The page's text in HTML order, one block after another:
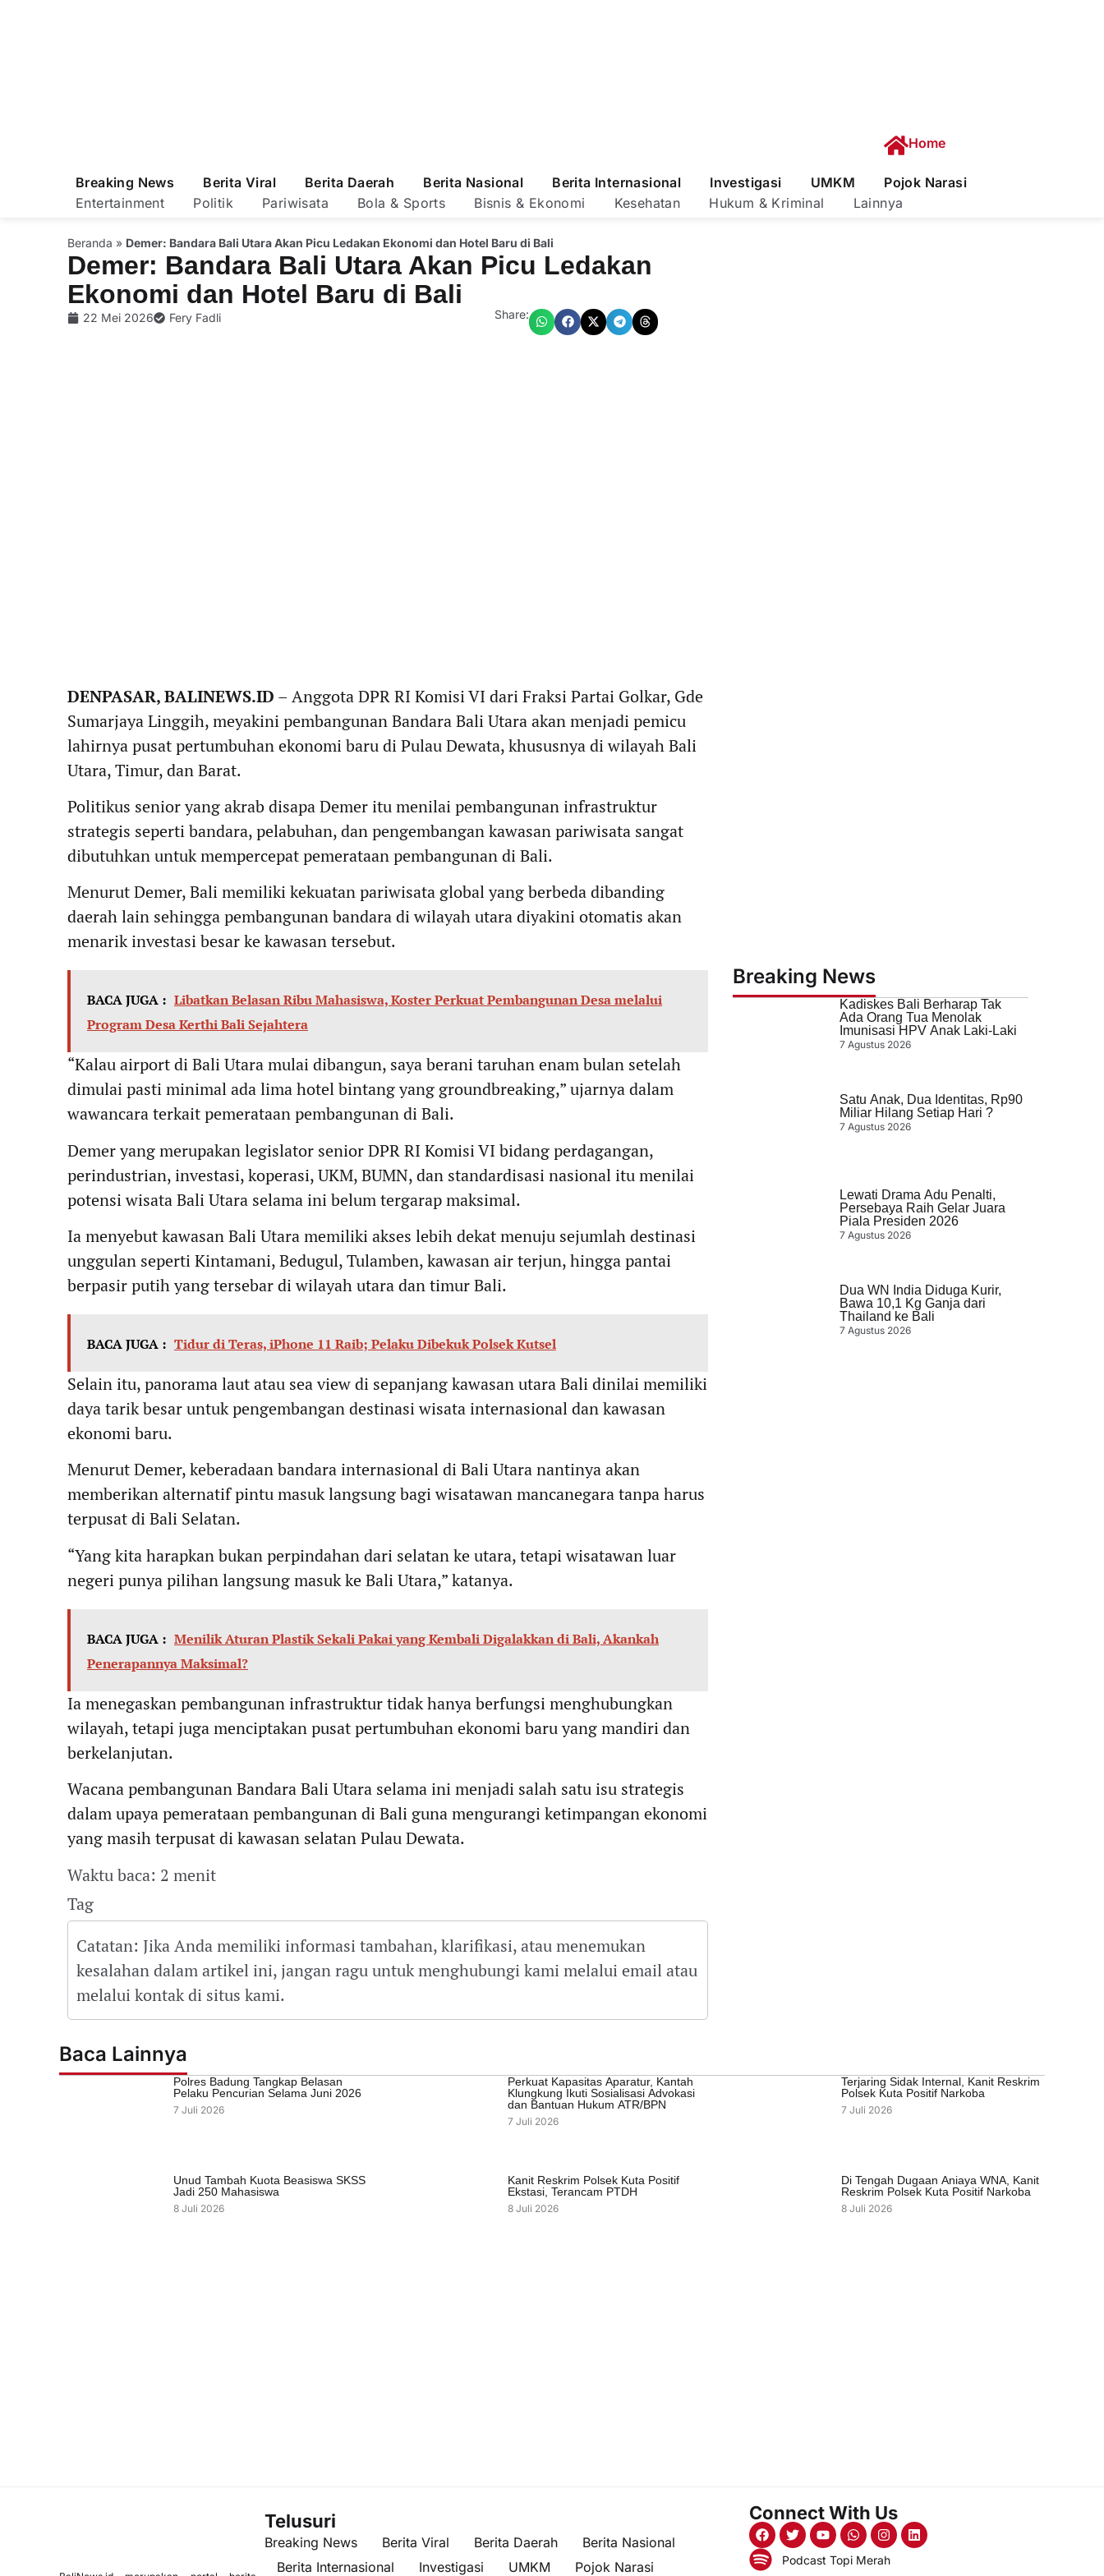
Home
Breaking News Berita Viral Berita Daerah Berita Nasional Berita Internasional Investigasi UMKM
Pojok Narasi
Entertainment
Politik Pariwisata Bola & Sports Bisnis & Ekonomi Kesehatan Hukum & Kriminal Lainnya
Beranda » Demer: Bandara Bali Utara Akan Picu Ledakan Ekonomi dan Hotel Baru di Bali
Demer: Bandara Bali Utara Akan Picu Ledakan
Ekonomi dan Hotel Baru di Bali
22 Mei 2026 Fery Fadli Share:
DENPASAR, BALINEWS.ID – Anggota DPR RI Komisi VI dari Fraksi Partai Golkar, Gde
Sumarjaya Linggih, meyakini pembangunan Bandara Bali Utara akan menjadi pemicu
lahirnya pusat pertumbuhan ekonomi baru di Pulau Dewata, khususnya di wilayah Bali
Utara, Timur, dan Barat.
Politikus senior yang akrab disapa Demer itu menilai pembangunan infrastruktur
strategis seperti bandara, pelabuhan, dan pengembangan kawasan pariwisata sangat
dibutuhkan untuk mempercepat pemerataan pembangunan di Bali.
Menurut Demer, Bali memiliki kekuatan pariwisata global yang berbeda dibanding
daerah lain sehingga pembangunan bandara di wilayah utara diyakini otomatis akan
menarik investasi besar ke kawasan tersebut.
BACA JUGA : Libatkan Belasan Ribu Mahasiswa, Koster Perkuat Pembangunan Desa melalui
Program Desa Kerthi Bali Sejahtera
“Kalau airport di Bali Utara mulai dibangun, saya berani taruhan enam bulan setelah
dimulai pasti minimal ada lima hotel bintang yang groundbreaking,” ujarnya dalam
wawancara terkait pemerataan pembangunan di Bali.
Demer yang merupakan legislator senior DPR RI Komisi VI bidang perdagangan,
perindustrian, investasi, koperasi, UKM, BUMN, dan standardisasi nasional itu menilai
potensi wisata Bali Utara selama ini belum tergarap maksimal.
Ia menyebut kawasan Bali Utara memiliki akses lebih dekat menuju sejumlah destinasi
unggulan seperti Kintamani, Bedugul, Tulamben, kawasan air terjun, hingga pantai
berpasir putih yang tersebar di wilayah utara dan timur Bali.
BACA JUGA : Tidur di Teras, iPhone 11 Raib; Pelaku Dibekuk Polsek Kutsel
Selain itu, panorama laut atau sea view di sepanjang kawasan utara Bali dinilai memiliki
daya tarik besar untuk pengembangan destinasi wisata internasional dan kawasan
ekonomi baru.
Menurut Demer, keberadaan bandara internasional di Bali Utara nantinya akan
memberikan alternatif pintu masuk langsung bagi wisatawan mancanegara tanpa harus
terpusat di Bali Selatan.
“Yang kita harapkan bukan perpindahan dari selatan ke utara, tetapi wisatawan luar
negeri punya pilihan langsung masuk ke Bali Utara,” katanya.
BACA JUGA : Menilik Aturan Plastik Sekali Pakai yang Kembali Digalakkan di Bali, Akankah
Penerapannya Maksimal?
Ia menegaskan pembangunan infrastruktur tidak hanya berfungsi menghubungkan
wilayah, tetapi juga menciptakan pusat pertumbuhan ekonomi baru yang mandiri dan
berkelanjutan.
Wacana pembangunan Bandara Bali Utara selama ini menjadi salah satu isu strategis
dalam upaya pemerataan pembangunan di Bali guna mengurangi ketimpangan ekonomi
yang masih terpusat di kawasan selatan Pulau Dewata.
Waktu baca: 2 menit
Tag
Catatan: Jika Anda memiliki informasi tambahan, klarifikasi, atau menemukan
kesalahan dalam artikel ini, jangan ragu untuk menghubungi kami melalui email atau
melalui kontak di situs kami.
Breaking News
Kadiskes Bali Berharap Tak
Ada Orang Tua Menolak
Imunisasi HPV Anak Laki-Laki
7 Agustus 2026
Satu Anak, Dua Identitas, Rp90
Miliar Hilang Setiap Hari ?
7 Agustus 2026
Lewati Drama Adu Penalti,
Persebaya Raih Gelar Juara
Piala Presiden 2026
7 Agustus 2026
Dua WN India Diduga Kurir,
Bawa 10,1 Kg Ganja dari
Thailand ke Bali
7 Agustus 2026
Baca Lainnya
Polres Badung Tangkap Belasan
Pelaku Pencurian Selama Juni 2026
7 Juli 2026
Perkuat Kapasitas Aparatur, Kantah
Klungkung Ikuti Sosialisasi Advokasi
dan Bantuan Hukum ATR/BPN
7 Juli 2026
Terjaring Sidak Internal, Kanit Reskrim
Polsek Kuta Positif Narkoba
7 Juli 2026
Unud Tambah Kuota Beasiswa SKSS
Jadi 250 Mahasiswa
8 Juli 2026
Kanit Reskrim Polsek Kuta Positif
Ekstasi, Terancam PTDH
8 Juli 2026
Di Tengah Dugaan Aniaya WNA, Kanit
Reskrim Polsek Kuta Positif Narkoba
8 Juli 2026
Telusuri
Breaking News Berita Viral Berita Daerah
Berita Nasional
Berita Internasional
Investigasi UMKM Pojok Narasi
Connect With Us
Podcast Topi Merah